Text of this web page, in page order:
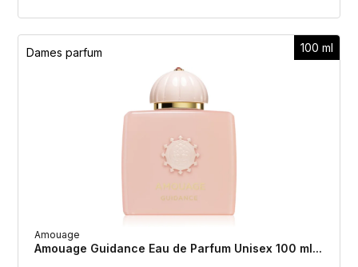
100 ml
Dames parfum
Amouage
Amouage Guidance Eau de Parfum Unisex 100 ml...